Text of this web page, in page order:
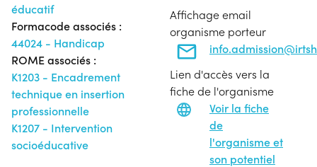
éducatif
Formacode associés :
44024 - Handicap
ROME associés :
K1203 - Encadrement
technique en insertion
professionnelle
K1207 - Intervention
socioéducative
Affichage email
organisme porteur
Lien d'accès vers la
fiche de l'organisme
Voir la fiche
de
l'organisme et
son potentiel